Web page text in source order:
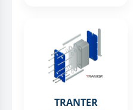
TRANTER